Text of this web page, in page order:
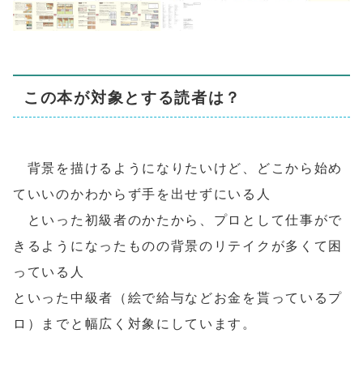
この本が対象とする読者は？
背景を描けるようになりたいけど、どこから始め
ていいのかわからず手を出せずにいる人
といった初級者のかたから、プロとして仕事がで
きるようになったものの背景のリテイクが多くて困
っている人
といった中級者（絵で給与などお金を貰っているプ
ロ）までと幅広く対象にしています。